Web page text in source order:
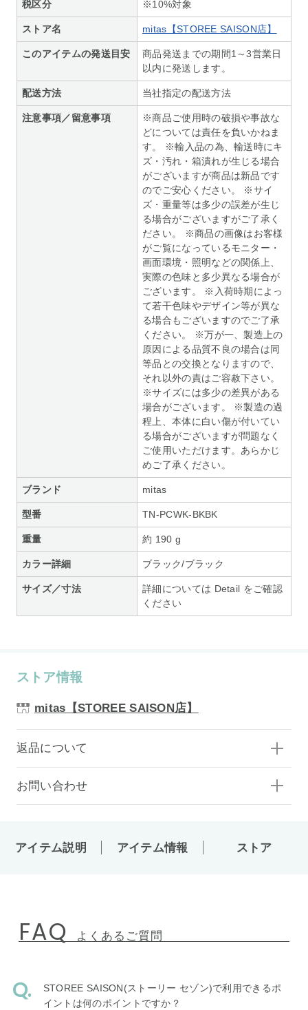
税区分 ※10%対象
ストア名 mitas【STOREE SAISON店】
このアイテムの発送目安
商品発送までの期間1～3営業日
以内に発送します。
配送方法 当社指定の配送方法
注意事項／留意事項
※商品ご使用時の破損や事故な
どについては責任を負いかねま
す。 ※輸入品の為、輸送時にキ
ズ・汚れ・箱潰れが生じる場合
がございますが商品は新品です
のでご安心ください。 ※サイ
ズ・重量等は多少の誤差が生じ
る場合がございますがご了承く
ださい。 ※商品の画像はお客様
がご覧になっているモニター・
画面環境・照明などの関係上、
実際の色味と多少異なる場合が
ございます。 ※入荷時期によっ
て若干色味やデザイン等が異な
る場合もございますのでご了承
ください。 ※万が一、製造上の
原因による品質不良の場合は同
等品との交換となりますので、
それ以外の責はご容赦下さい。
※サイズには多少の差異がある
場合がございます。 ※製造の過
程上、本体に白い傷が付いてい
る場合がございますが問題なく
ご使用いただけます。あらかじ
めご了承ください。
ブランド mitas
型番 TN-PCWK-BKBK
重量 約 190 g
カラー詳細 ブラック/ブラック
サイズ／寸法
詳細については Detail をご確認
ください
ストア情報
mitas【STOREE SAISON店】
返品について
お問い合わせ
アイテム説明 アイテム情報 ストア
FAQ よくあるご質問
STOREE SAISON(ストーリー セゾン)で利用できるポ
イントは何のポイントですか？